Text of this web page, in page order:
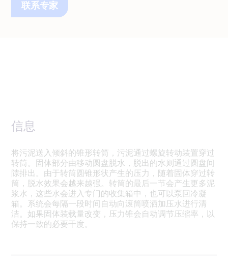
联系专家
信息
将污泥送入倾斜的锥形转筒，污泥通过螺旋转动装置穿过
转筒。固体部分由移动圆盘脱水，脱出的水则通过圆盘间
隙排出。由于转筒圆锥形状产生的压力，随着固体穿过转
筒，脱水效果会越来越强。转筒的最后一节会产生更多泥
浆水，这些水会进入专门的收集箱中，也可以泵回冷凝
箱。系统会每隔一段时间自动向滚筒喷洒加压水进行清
洁。如果固体装载量改变，压力锥会自动调节压缩率，以
保持一致的必要干度。